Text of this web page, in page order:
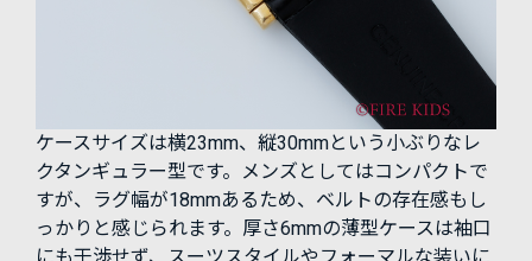
ケースサイズは横23mm、縦30mmという小ぶりなレ
クタンギュラー型です。メンズとしてはコンパクトで
すが、ラグ幅が18mmあるため、ベルトの存在感もし
っかりと感じられます。厚さ6mmの薄型ケースは袖口